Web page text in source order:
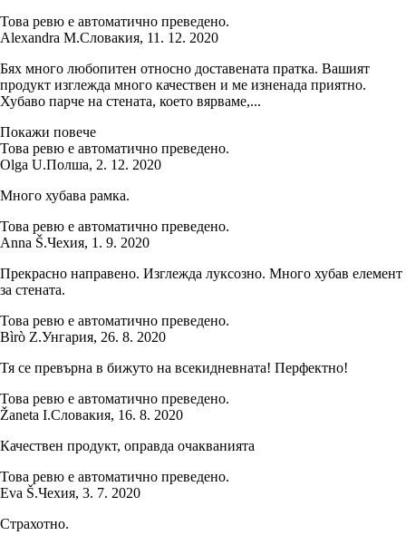
Това ревю е автоматично преведено.
Alexandra M.Словакия, 11. 12. 2020
Бях много любопитен относно доставената пратка. Вашият
продукт изглежда много качествен и ме изненада приятно.
Хубаво парче на стената, което вярваме,...
Покажи повече
Това ревю е автоматично преведено.
Olga U.Полша, 2. 12. 2020
Много хубава рамка.
Това ревю е автоматично преведено.
Anna Š.Чехия, 1. 9. 2020
Прекрасно направено. Изглежда луксозно. Много хубав елемент
за стената.
Това ревю е автоматично преведено.
Bìrò Z.Унгария, 26. 8. 2020
Тя се превърна в бижуто на всекидневната! Перфектно!
Това ревю е автоматично преведено.
Žaneta I.Словакия, 16. 8. 2020
Качествен продукт, оправда очакванията
Това ревю е автоматично преведено.
Eva Š.Чехия, 3. 7. 2020
Страхотно.